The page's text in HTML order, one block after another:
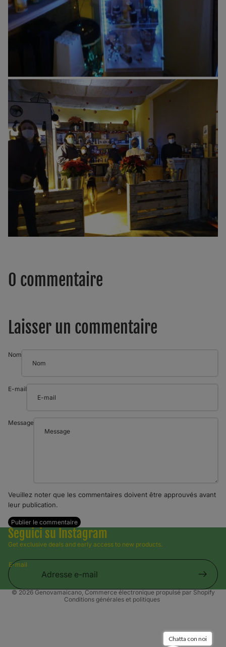
0 commentaire
Laisser un commentaire
Nom
E-mail
Message
Veuillez noter que les commentaires doivent être approuvés avant
leur publication.
Publier le commentaire
Seguici su Instagram
Get exclusive deals and early access to new products.
E-mail
© 2026 Genovamaicano, Commerce électronique propulsé par Shopify
Conditions générales et politiques
Politique de remboursement
Politique de confidentialité
Politique d’expédition
Chatta con noi